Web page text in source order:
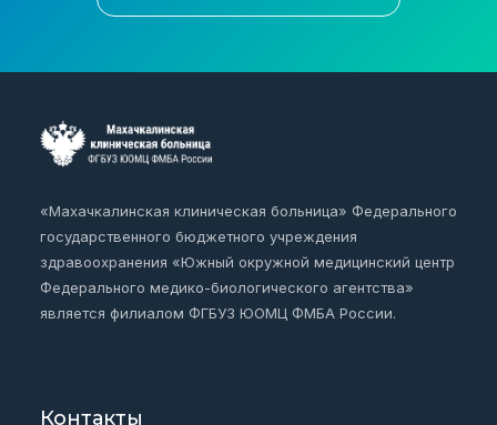
«Махачкалинская клиническая больница» Федерального
государственного бюджетного учреждения
здравоохранения «Южный окружной медицинский центр
Федерального медико-биологического агентства»
является филиалом ФГБУЗ ЮОМЦ ФМБА России.
Контакты